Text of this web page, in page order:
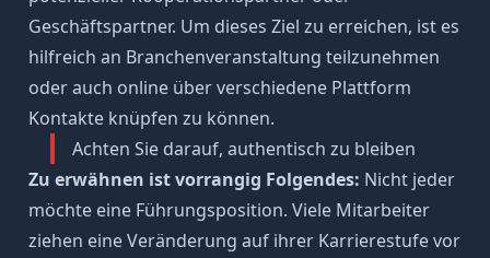
Geschäftspartner. Um dieses Ziel zu erreichen, ist es
hilfreich an Branchenveranstaltung teilzunehmen
oder auch online über verschiedene Plattform
Kontakte knüpfen zu können.
Achten Sie darauf, authentisch zu bleiben
Zu erwähnen ist vorrangig Folgendes: Nicht jeder
möchte eine Führungsposition. Viele Mitarbeiter
ziehen eine Veränderung auf ihrer Karrierestufe vor